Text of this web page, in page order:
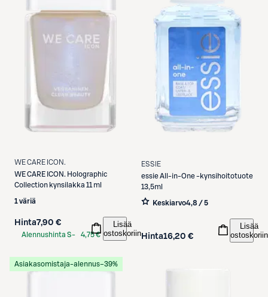
WE CARE ICON.
WE CARE ICON. Holographic
Collection kynsilakka 11 ml
1 väriä
Hinta7,90 €
Alennushinta S-
4,75 €
Lisää
ostoskoriin
ESSIE
essieAll-in-One -kynsihoitotuote
13,5ml
Keskiarvo4,8 / 5
Hinta16,20 €
Lisää
ostoskoriin
Asiakasomistaja-alennus−39%